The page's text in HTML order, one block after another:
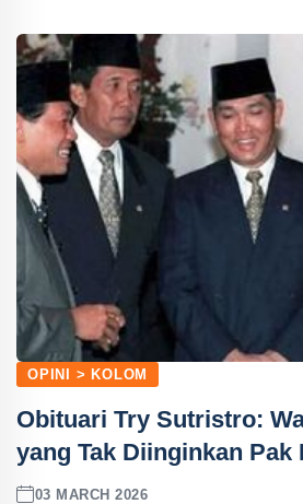
OPINI > KOLOM
Obituari Try Sutristro:
yang Tak Diinginkan Pak
03 MARCH 2026